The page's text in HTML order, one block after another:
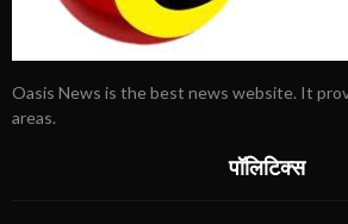
Oasis News is the best news website. It
areas.
पॉलिटिक्स